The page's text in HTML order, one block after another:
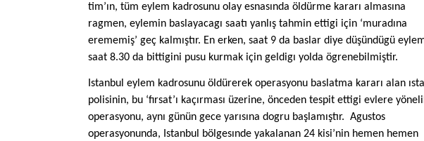
tim’ın, tüm eylem kadrosunu olay esnasında öldürme kararı almasına
ragmen, eylemin baslayacagı saatı yanlış tahmin ettigi için ‘muradına
erememiş’ geç kalmıştır. En erken, saat 9 da baslar diye düşündügü
saat 8.30 da bittigini pusu kurmak için geldigı yolda ögrenebilmiştir.
Istanbul eylem kadrosunu öldürerek operasyonu baslatma kararı alan
polisinin, bu ‘fırsat’ı kaçırması üzerine, önceden tespit ettigi evlere
operasyonu, aynı günün gece yarısına dogru başlamıştır. Agustos
operasyonunda, Istanbul bölgesınde yakalanan 24 kisi’nin hemen hemen